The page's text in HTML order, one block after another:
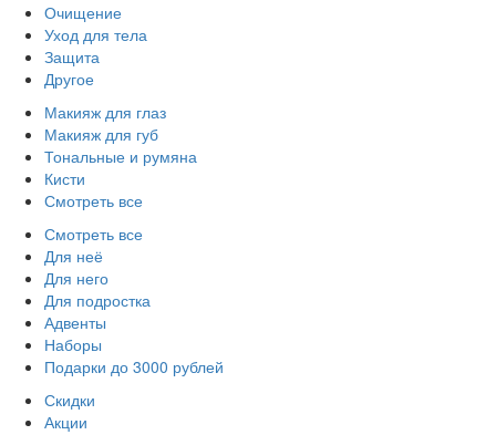
Очищение
Уход для тела
Защита
Другое
Макияж для глаз
Макияж для губ
Тональные и румяна
Кисти
Смотреть все
Смотреть все
Для неё
Для него
Для подростка
Адвенты
Наборы
Подарки до 3000 рублей
Скидки
Акции